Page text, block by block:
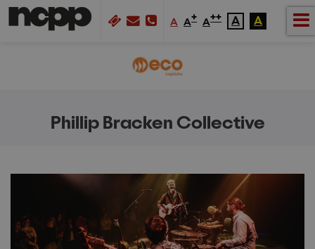
A A+ A++ A A
Phillip Bracken Collective